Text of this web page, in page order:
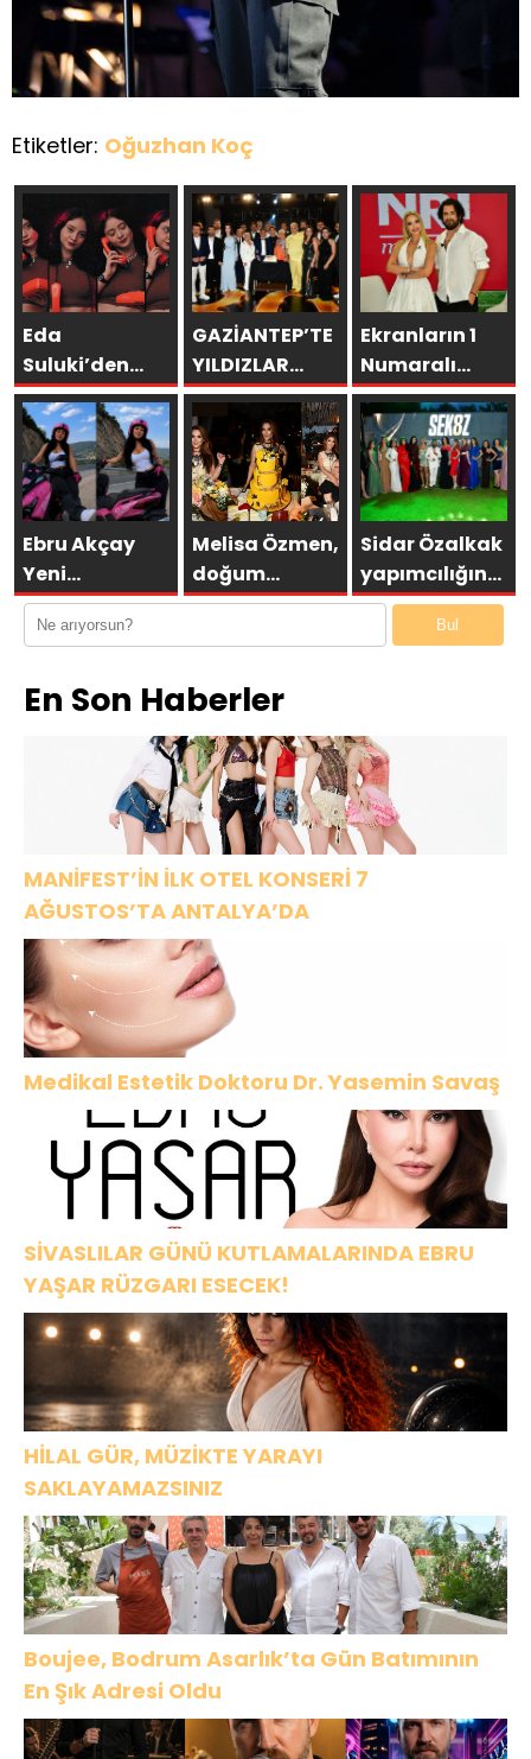
Etiketler: Oğuzhan Koç
Eda
Suluki’den
Yeni Tekli:
“Cevapsız
Sorular”
GAZİANTEP’TE
YILDIZLAR
GEÇİDİ:
ŞAMDANCI VE
BY MUSTAFA
AÇILIŞI İLE
GREEN
PARK’TA
GÖRKEMLİ
GALA
Ekranların 1
Numaralı
programı NR1
Magazin
Ebru Akçay
Yeni
Motoruyla
Kıtalar Arası
Koşuyor!
Melisa Özmen,
doğum
gününde
Sidar Özalkak
yapımcılığında
hayata
geçirilen yeni
SEK8Z,yakında
izliyici ile
buluşuyor.
Bul
En Son Haberler
MANİFEST’İN İLK OTEL KONSERİ 7
AĞUSTOS’TA ANTALYA’DA
Medikal Estetik Doktoru Dr. Yasemin Savaş
SİVASLILAR GÜNÜ KUTLAMALARINDA EBRU
YAŞAR RÜZGARI ESECEK!
HİLAL GÜR, MÜZİKTE YARAYI
SAKLAYAMAZSINIZ
Boujee, Bodrum Asarlık’ta Gün Batımının
En Şık Adresi Oldu